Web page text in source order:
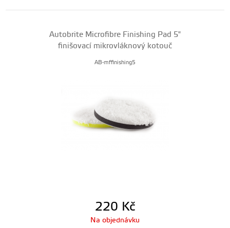
Autobrite Microfibre Finishing Pad 5"
finišovací mikrovláknový kotouč
AB-mffinishing5
220 Kč
Na objednávku